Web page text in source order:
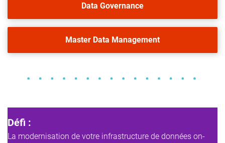
Data Governance
Master Data Management
Défi :
La modernisation de votre infrastructure de données on-